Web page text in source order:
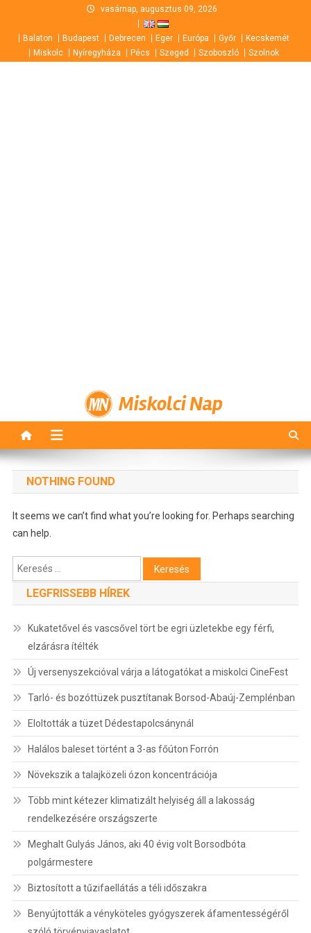
content
vasárnap, augusztus 09, 2026
Balaton Budapest Debrecen Eger Európa Győr
Kecskemét
Miskolc
Nyíregyháza Pécs Szeged Szoboszló Szolnok
Miskolci Nap
NOTHING FOUND
It seems we can’t find what you’re looking for. Perhaps searching
can help.
Keresés:
LEGFRISSEBB HÍREK
Kukatetővel és vascsővel tört be egri üzletekbe egy férfi,
elzárásra ítélték
Új versenyszekcióval várja a látogatókat a miskolci CineFest
Tarló- és bozóttüzek pusztítanak Borsod-Abaúj-Zemplénban
Eloltották a tüzet Dédestapolcsánynál
Halálos baleset történt a 3-as főúton Forrón
Növekszik a talajközeli ózon koncentrációja
Több mint kétezer klimatizált helyiség áll a lakosság
rendelkezésére országszerte
Meghalt Gulyás János, aki 40 évig volt Borsodbóta
polgármestere
Biztosított a tűzifaellátás a téli időszakra
Benyújtották a vényköteles gyógyszerek áfamentességéről